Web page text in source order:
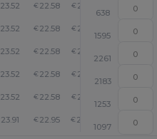
23.52 € 22.58 € 21.64
638
23.52 € 22.58 € 21.64 +
1595
23.52 € 22.58 € 21.64 +
2261
23.52 € 22.58 € 21.64 +
2183
23.52 € 22.58 € 21.64 +
1253
23.91 € 22.95 € 22.00 +
1097